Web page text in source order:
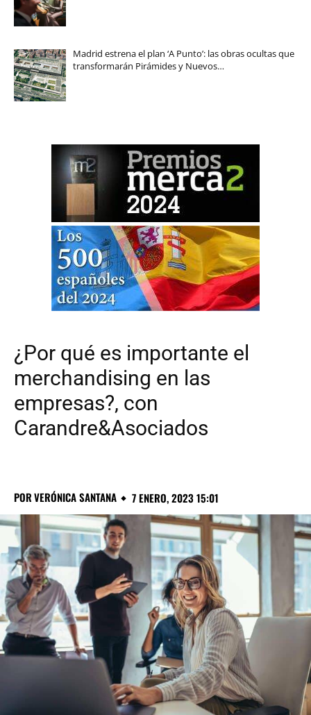
Madrid estrena el plan ‘A Punto’: las obras ocultas que
transformarán Pirámides y Nuevos…
¿Por qué es importante el
merchandising en las
empresas?, con
Carandre&Asociados
PORVERÓNICA SANTANA 7 ENERO, 2023 15:01